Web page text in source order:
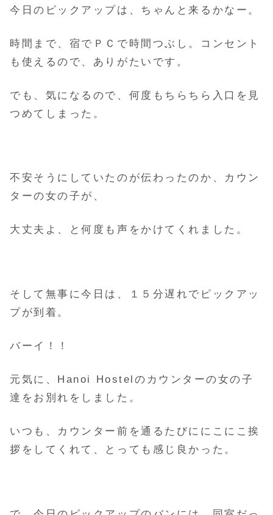
今日のピックアップは、ちゃんと来るかなー。
時間まで、宿でＰＣで時間つぶし。コンセント
も使えるので、ありがたいです。
でも、気になるので、何度もちらちら入口を見
つめてしまった。
不安そうにしていたのが伝わったのか、カウン
ターの女の子が、
大丈夫よ、と何度も声をかけてくれました。
そして無事に今日は、１５分遅れでピックアッ
プが到着。
バーイ！！
元気に、Hanoi Hostelのカウンターの女の子
達をお別れをしました。
いつも、カウンター前を通るたびににこにこ挨
拶をしてくれて、とっても感じ良かった。